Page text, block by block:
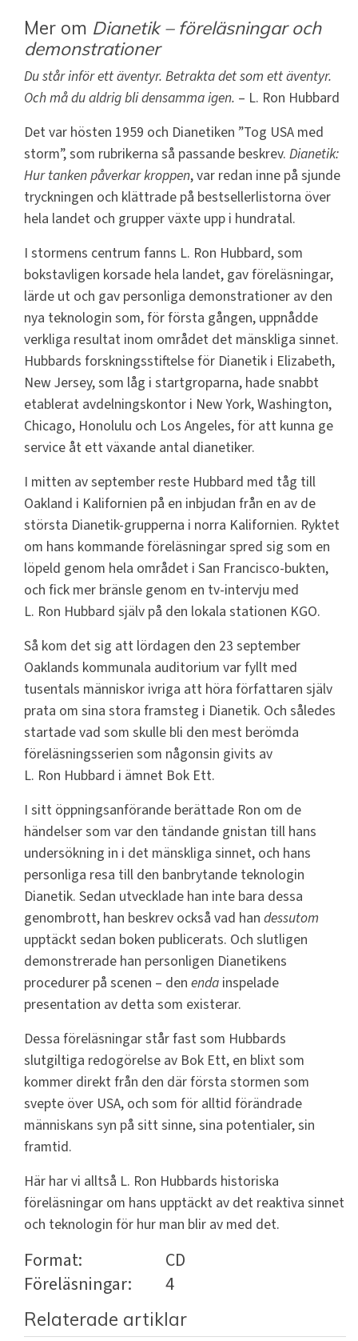
Mer om Dianetik – föreläsningar och
demonstrationer
Du står inför ett äventyr. Betrakta det som ett äventyr.
Och må du aldrig bli densamma igen. – L. Ron Hubbard
Det var hösten 1959 och Dianetiken ”Tog USA med
storm”, som rubrikerna så passande beskrev. Dianetik:
Hur tanken påverkar kroppen, var redan inne på sjunde
tryckningen och klättrade på bestsellerlistorna över
hela landet och grupper växte upp i hundratal.
I stormens centrum fanns L. Ron Hubbard, som
bokstavligen korsade hela landet, gav föreläsningar,
lärde ut och gav personliga demonstrationer av den
nya teknologin som, för första gången, uppnådde
verkliga resultat inom området det mänskliga sinnet.
Hubbards forskningsstiftelse för Dianetik i Elizabeth,
New Jersey, som låg i startgroparna, hade snabbt
etablerat avdelningskontor i New York, Washington,
Chicago, Honolulu och Los Angeles, för att kunna ge
service åt ett växande antal dianetiker.
I mitten av september reste Hubbard med tåg till
Oakland i Kalifornien på en inbjudan från en av de
största Dianetik-grupperna i norra Kalifornien. Ryktet
om hans kommande föreläsningar spred sig som en
löpeld genom hela området i San Francisco-bukten,
och fick mer bränsle genom en tv-intervju med
L. Ron Hubbard själv på den lokala stationen KGO.
Så kom det sig att lördagen den 23 september
Oaklands kommunala auditorium var fyllt med
tusentals människor ivriga att höra författaren själv
prata om sina stora framsteg i Dianetik. Och således
startade vad som skulle bli den mest berömda
föreläsningsserien som någonsin givits av
L. Ron Hubbard i ämnet Bok Ett.
I sitt öppningsanförande berättade Ron om de
händelser som var den tändande gnistan till hans
undersökning in i det mänskliga sinnet, och hans
personliga resa till den banbrytande teknologin
Dianetik. Sedan utvecklade han inte bara dessa
genombrott, han beskrev också vad han dessutom
upptäckt sedan boken publicerats. Och slutligen
demonstrerade han personligen Dianetikens
procedurer på scenen – den enda inspelade
presentation av detta som existerar.
Dessa föreläsningar står fast som Hubbards
slutgiltiga redogörelse av Bok Ett, en blixt som
kommer direkt från den där första stormen som
svepte över USA, och som för alltid förändrade
människans syn på sitt sinne, sina potentialer, sin
framtid.
Här har vi alltså L. Ron Hubbards historiska
föreläsningar om hans upptäckt av det reaktiva sinnet
och teknologin för hur man blir av med det.
Format:
CD
Föreläsningar:
4
Relaterade artiklar